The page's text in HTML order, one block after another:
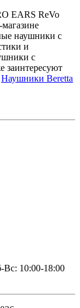
EARS ReVo
наушники с
и
с
заинтересуют
Наушники Beretta
10:00-18:00